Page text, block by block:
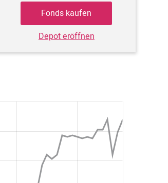
Fonds kaufen
Depot eröffnen